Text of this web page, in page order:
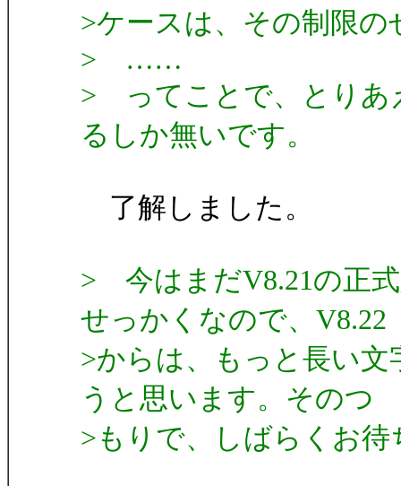
>ケースは、その制限
> ……
> ってことで、とりあ
るしか無いです。
了解しました。
> 今はまだV8.21の正
せっかくなので、V8.22
>からは、もっと長い
うと思います。そのつ
>もりで、しばらくお